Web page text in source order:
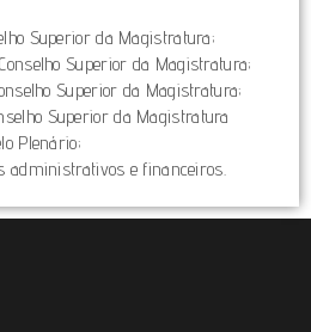
Superior da Magistratura;
Superior da Magistratura;
Superior da Magistratura;
Superior da Magistratura
Plenário;
administrativos e financeiros.